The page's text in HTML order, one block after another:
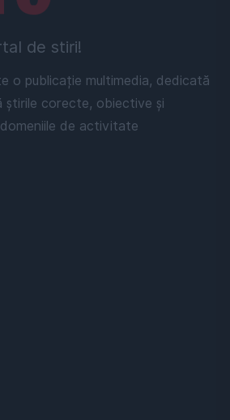
de stiri!
o publicație multimedia, dedicată
știrile corecte, obiective și
de activitate